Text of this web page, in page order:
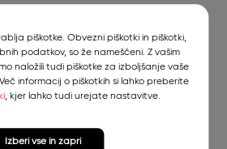
piškotke. Obvezni piškotki in piškotki,
podatkov, so že nameščeni. Z vašim
naložili tudi piškotke za izboljšanje vaše
informacij o piškotkih si lahko preberite
, kjer lahko tudi urejate nastavitve.
Izberi vse in zapri